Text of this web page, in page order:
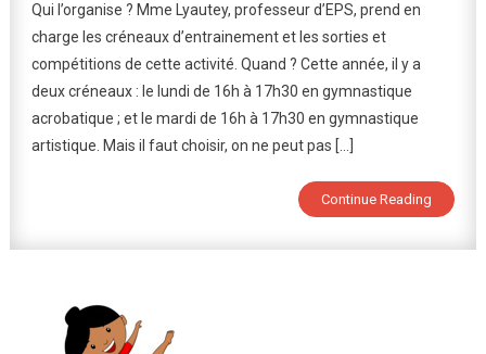
Sein
Qui l’organise ? Mme Lyautey, professeur d’EPS, prend en
charge les créneaux d’entrainement et les sorties et
compétitions de cette activité. Quand ? Cette année, il y a
deux créneaux : le lundi de 16h à 17h30 en gymnastique
acrobatique ; et le mardi de 16h à 17h30 en gymnastique
artistique. Mais il faut choisir, on ne peut pas […]
Continue Reading